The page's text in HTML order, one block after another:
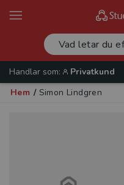
Handlar som:
Privatkund
Hem / Simon Lindgren